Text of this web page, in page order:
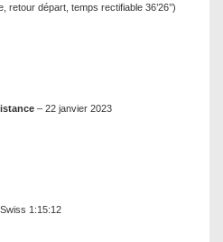
départ, temps rectifiable 36’26’’)
– 22 janvier 2023
1:15:12